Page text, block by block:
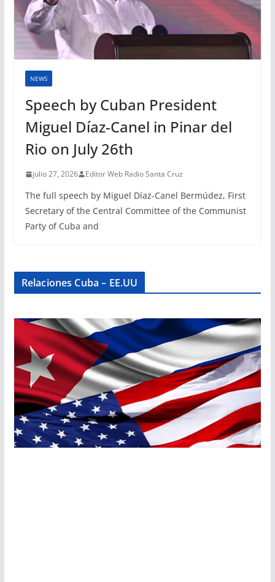
NEWS
Speech by Cuban President
Miguel Díaz-Canel in Pinar del
Rio on July 26th
julio 27, 2026 Editor Web Radio Santa Cruz
The full speech by Miguel Díaz-Canel Bermúdez, First
Secretary of the Central Committee of the Communist
Party of Cuba and
Relaciones Cuba – EE.UU